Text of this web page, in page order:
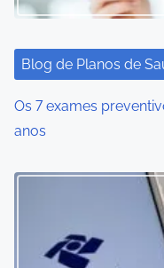
Blog de Planos de
Os 7 exames
anos